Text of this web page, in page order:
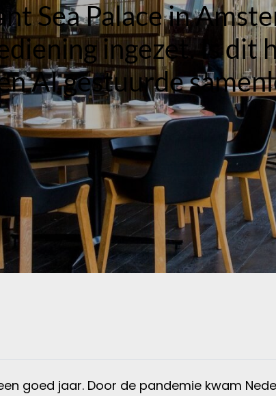
Sea Palace in
ingezet. Is dit
AI gestuurde
goed jaar. Door de pandemie kwam